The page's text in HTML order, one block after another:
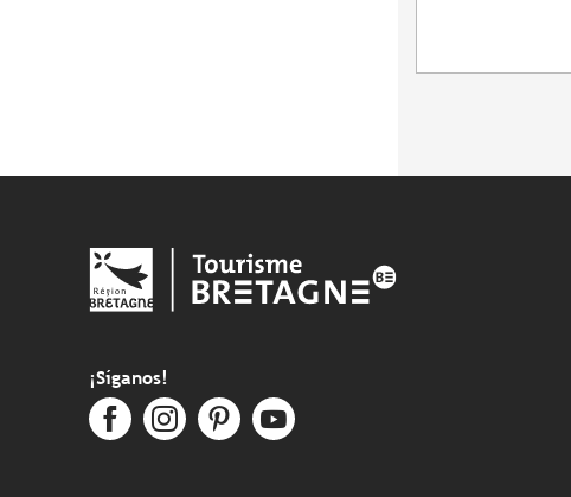
¡Síganos!